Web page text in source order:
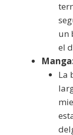
un
el
La